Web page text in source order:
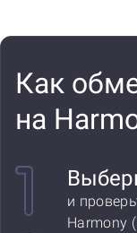
Как
на
и
Harmony